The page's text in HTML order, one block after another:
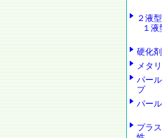
２液
１
硬化
メタ
パー
プ
パー
プラ